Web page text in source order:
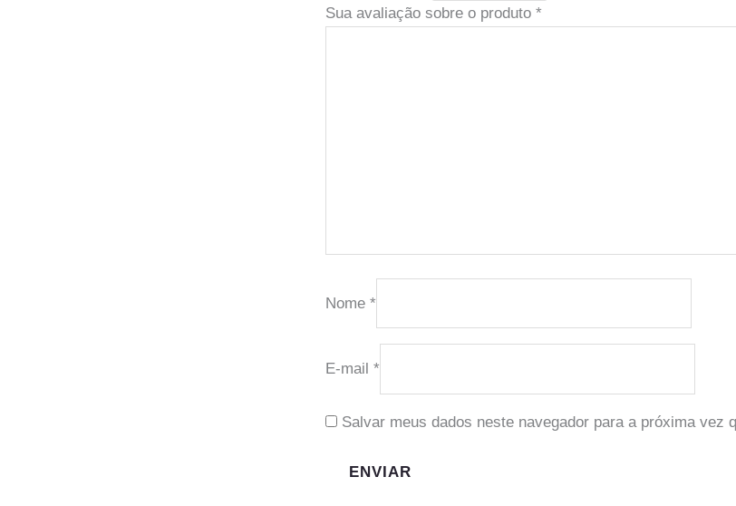
Sua avaliação sobre o produto *
Nome *
E-mail *
Salvar meus dados neste navegador para a próxima vez